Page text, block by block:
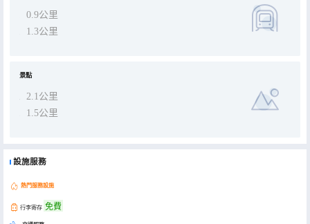
0.9公里
1.3公里
景點
2.1公里
1.5公里
設施服務
熱門服務設施
行李寄存 免費